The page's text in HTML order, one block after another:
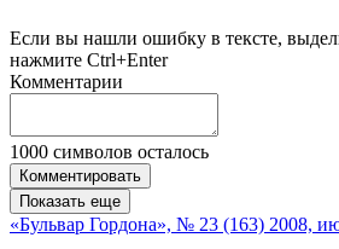
Если вы нашли ошибку в тексте,
нажмите Ctrl+Enter
Комментарии
1000 символов осталось
Комментировать
Показать еще
«Бульвар Гордона», № 23 (163) 2008,